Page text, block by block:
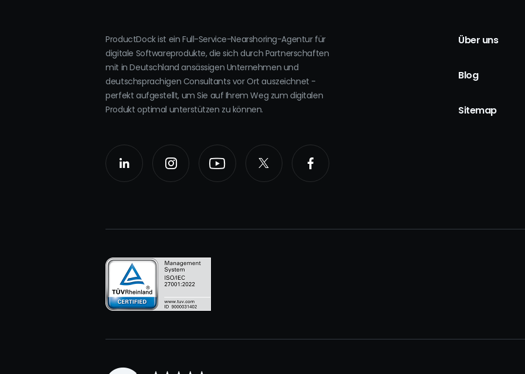
ProductDock ist ein Full-Service-Nearshoring-Agentur für
digitale Softwareprodukte, die sich durch Partnerschaften
mit in Deutschland ansässigen Unternehmen und
deutschsprachigen Consultants vor Ort auszeichnet -
perfekt aufgestellt, um Sie auf Ihrem Weg zum digitalen
Produkt optimal unterstützen zu können.
Über uns
Blog
Sitemap